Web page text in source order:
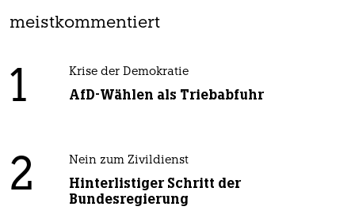
meistkommentiert
1 Krise der Demokratie
AfD-Wählen als Triebabfuhr
2 Nein zum Zivildienst
Hinterlistiger Schritt der
Bundesregierung